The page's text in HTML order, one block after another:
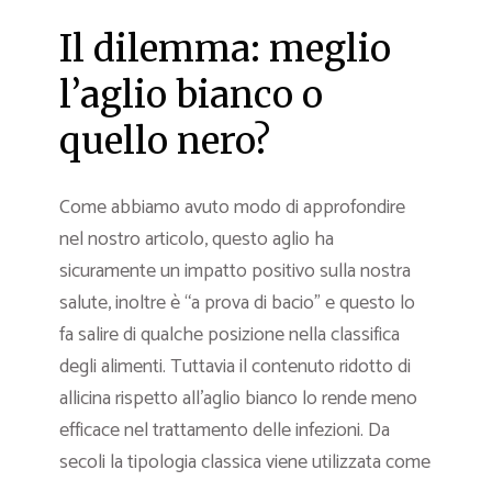
Il dilemma: meglio
l’aglio bianco o
quello nero?
Come abbiamo avuto modo di approfondire
nel nostro articolo, questo aglio ha
sicuramente un impatto positivo sulla nostra
salute, inoltre è “a prova di bacio” e questo lo
fa salire di qualche posizione nella classifica
degli alimenti. Tuttavia il contenuto ridotto di
allicina rispetto all’aglio bianco lo rende meno
efficace nel trattamento delle infezioni. Da
secoli la tipologia classica viene utilizzata come